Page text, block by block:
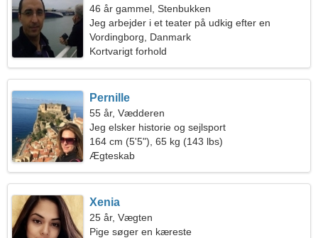
46 år gammel, Stenbukken
Jeg arbejder i et teater på udkig efter en
fantastisk kvinde
Vordingborg, Danmark
Kortvarigt forhold
Pernille
55 år, Vædderen
Jeg elsker historie og sejlsport
164 cm (5'5"), 65 kg (143 lbs)
Ægteskab
Xenia
25 år, Vægten
Pige søger en kæreste